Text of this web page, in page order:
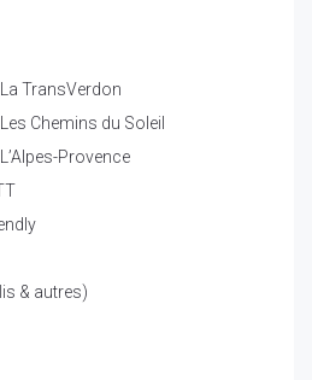
TransVerdon
Chemins du Soleil
Provence
& autres)